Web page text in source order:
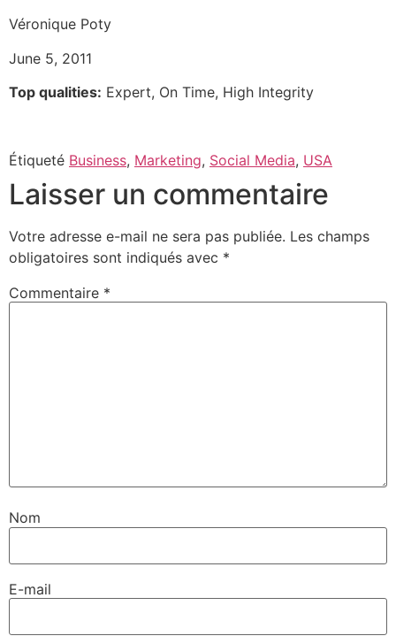
Véronique Poty
June 5, 2011
Top qualities: Expert, On Time, High Integrity
Étiqueté Business, Marketing, Social Media, USA
Laisser un commentaire
Votre adresse e-mail ne sera pas publiée. Les champs
obligatoires sont indiqués avec *
Commentaire *
Nom
E-mail